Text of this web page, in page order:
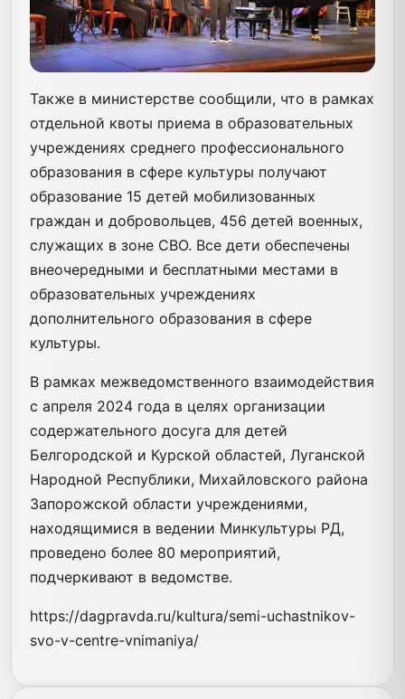
Также в министерстве сообщили, что в рамках
отдельной квоты приема в образовательных
учреждениях среднего профессионального
образования в сфере культуры получают
образование 15 детей мобилизованных
граждан и добровольцев, 456 детей военных,
служащих в зоне СВО. Все дети обеспечены
внеочередными и бесплатными местами в
образовательных учреждениях
дополнительного образования в сфере
культуры.
В рамках межведомственного взаимодействия
с апреля 2024 года в целях организации
содержательного досуга для детей
Белгородской и Курской областей, Луганской
Народной Республики, Михайловского района
Запорожской области учреждениями,
находящимися в ведении Минкультуры РД,
проведено более 80 мероприятий,
подчеркивают в ведомстве.
https://dagpravda.ru/kultura/semi-uchastnikov-
svo-v-centre-vnimaniya/